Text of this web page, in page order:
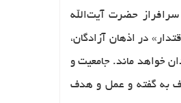
سرافراز حضرت آیت‌الله
در اذهان آزادگان،
خواهد ماند. جامعیت و
به گفته و عمل و هدف